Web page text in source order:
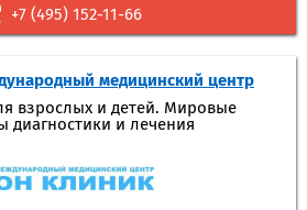
+7 (495) 152-11-66
медицинский центр
взрослых и детей. Мировые
диагностики и лечения